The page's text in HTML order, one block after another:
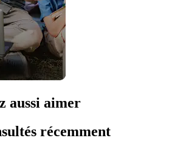
aussi aimer
récemment